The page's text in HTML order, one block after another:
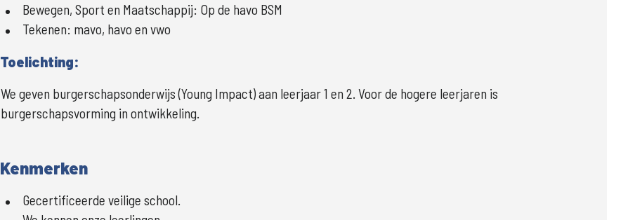
Bewegen, Sport en Maatschappij: Op de havo BSM
Tekenen: mavo, havo en vwo
Toelichting:
We geven burgerschapsonderwijs (Young Impact) aan leerjaar 1 en 2. Voor de hogere leerjaren is
burgerschapsvorming in ontwikkeling.
Kenmerken
Gecertificeerde veilige school.